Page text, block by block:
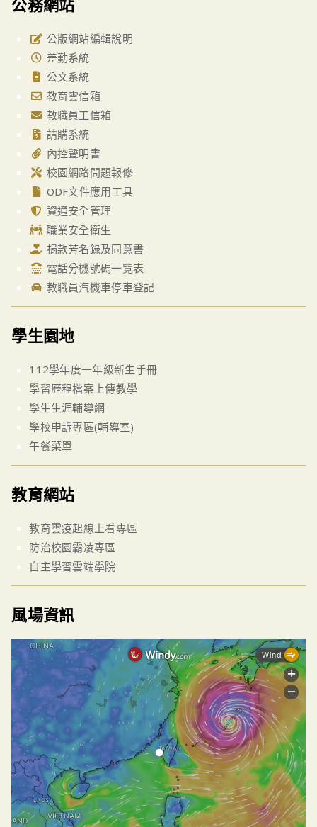
公務網站
公版網站編輯說明
差勤系統
公文系統
教育雲信箱
教職員工信箱
請購系統
內控聲明書
校園網路問題報修
ODF文件應用工具
資通安全管理
職業安全衛生
捐款芳名錄及同意書
電話分機號碼一覽表
教職員汽機車停車登記
學生園地
112學年度一年級新生手冊
學習歷程檔案上傳教學
學生生涯輔導網
學校申訴專區(輔導室)
午餐菜單
教育網站
教育雲疫起線上看專區
防治校園霸凌專區
自主學習雲端學院
風場資訊